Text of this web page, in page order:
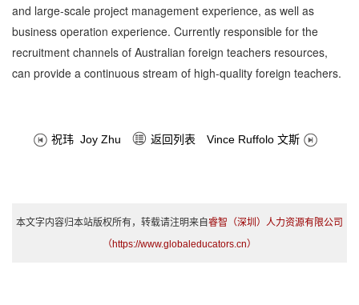
and large-scale project management experience, as well as
business operation experience. Currently responsible for the
recruitment channels of Australian foreign teachers resources,
can provide a continuous stream of high-quality foreign teachers.
祝玮 Joy Zhu 返回列表 Vince Ruffolo 文斯
本文字内容归本站版权所有，转载请注明来自睿智（深圳）人力资源有限公司
（https://www.globaleducators.cn）